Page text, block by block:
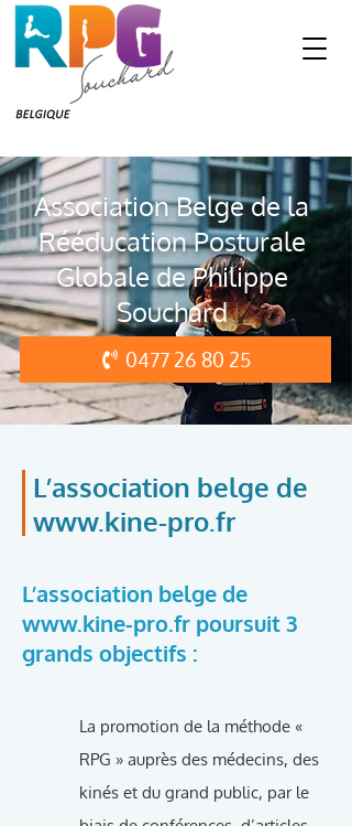
Association Belge de la
Rééducation Posturale
Globale de Philippe
Souchard
0477 26 80 25
L’association belge de
www.kine-pro.fr
L’association belge de
www.kine-pro.fr poursuit 3
grands objectifs :
La promotion de la méthode «
RPG » auprès des médecins, des
kinés et du grand public, par le